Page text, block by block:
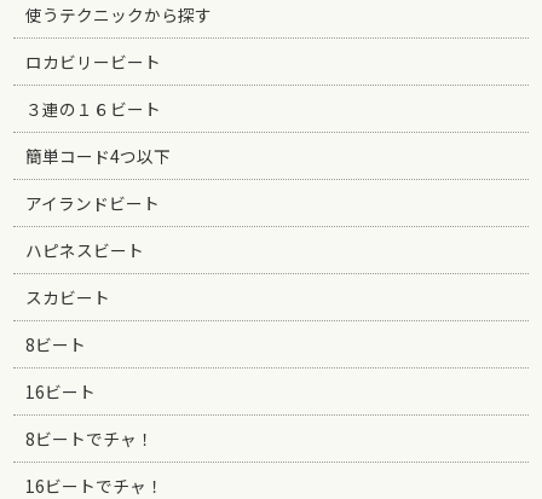
使うテクニックから探す
ロカビリービート
３連の１６ビート
簡単コード4つ以下
アイランドビート
ハピネスビート
スカビート
8ビート
16ビート
8ビートでチャ！
16ビートでチャ！